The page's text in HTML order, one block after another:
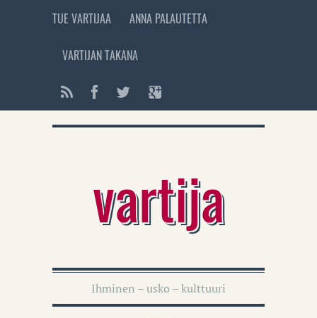
TUE VARTIJAA ANNA PALAUTETTA
VARTIJAN TAKANA
vartija
Ihminen – usko – kulttuuri